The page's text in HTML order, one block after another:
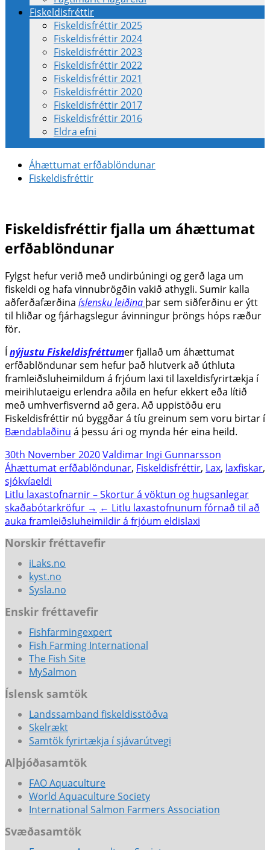
Fiskeldisfréttir
Fiskeldisfréttir 2025
Fiskeldisfréttir 2024
Fiskeldisfréttir 2023
Fiskeldisfréttir 2022
Fiskeldisfréttir 2021
Fiskeldisfréttir 2020
Fiskeldisfréttir 2017
Fiskeldisfréttir 2016
Eldra efni
Áhættumat erfðablöndunar
Fiskeldisfréttir
Fiskeldisfréttir fjalla um áhættumat
erfðablöndunar
Fylgst hefur verið með undirbúningi og gerð laga um
fiskeldi og hafa vinnubrögðin vakið athygli. Sumir kalla
aðferðafærðina íslensku leiðina þar sem siðferðinu er ýtt
til hliðar og fjárhagslegur ávinningur þröngs hóps ræður
för.
Í nýjustu Fiskeldisfréttumer fjallað um áhættumat
erfðablöndunar sem hefur það hlutverk að úthluta
framleiðsluheimildum á frjóum laxi til laxeldisfyrirtækja í
meirihlutaeigu erlendra aðila en hefur ekkert eða lítið
með umhverfisvernd að gera. Að uppistöðu eru
Fiskeldisfréttir nú byggðar á tíu greinum sem voru birtar í
Bændablaðinu á þessu ári og mynda hér eina heild.
30th November 2020Valdimar Ingi Gunnarsson
Áhættumat erfðablöndunar, Fiskeldisfréttir, Lax, laxfiskar,
sjókvíaeldi
Post
navigation
Litlu laxastofnarnir – Skortur á vöktun og hugsanlegar
skaðabótarkröfur → ← Litlu laxastofnunum fórnað til að
auka framleiðsluheimildir á frjóum eldislaxi
Norskir fréttavefir
iLaks.no
kyst.no
Sysla.no
Enskir fréttavefir
Fishfarmingexpert
Fish Farming International
The Fish Site
MySalmon
Íslensk samtök
Landssamband fiskeldisstöðva
Skelrækt
Samtök fyrirtækja í sjávarútvegi
Alþjóðasamtök
FAO Aquaculture
World Aquaculture Society
International Salmon Farmers Association
Svæðasamtök